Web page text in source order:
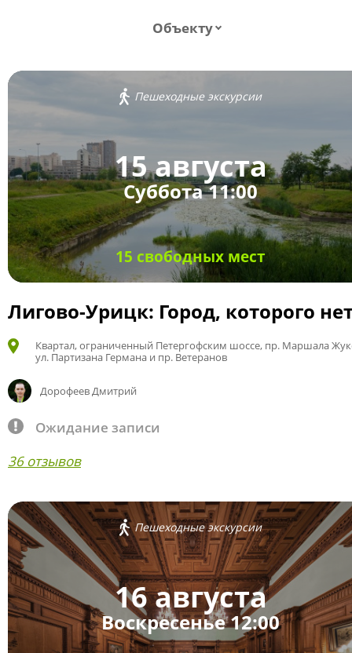
Объекту
Пешеходные экскурсии
15 августа
Суббота 11:00
15 свободных мест
Лигово-Урицк: Город, которого
Квартал, ограниченный Петергофским шоссе, пр. Маршала
ул. Партизана Германа и пр. Ветеранов
Дорофеев Дмитрий
Ожидание записи
36 отзывов
Пешеходные экскурсии
16 августа
Воскресенье 12:00